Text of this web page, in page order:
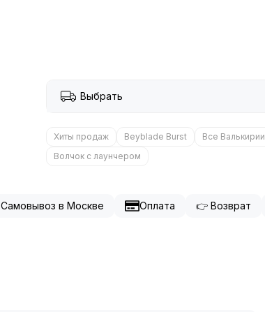
Выбрать
Хиты продаж Beyblade Burst Все Валькирии
Волчок с лаунчером
Самовывоз в Москве Оплата 👉 Возврат